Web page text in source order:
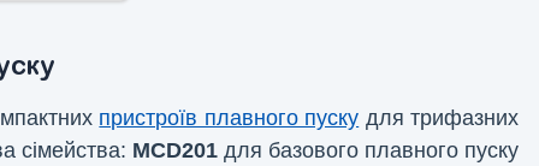
пристроїв плавного пуску для трифазних
сімейства: MCD201для базового плавного пуску